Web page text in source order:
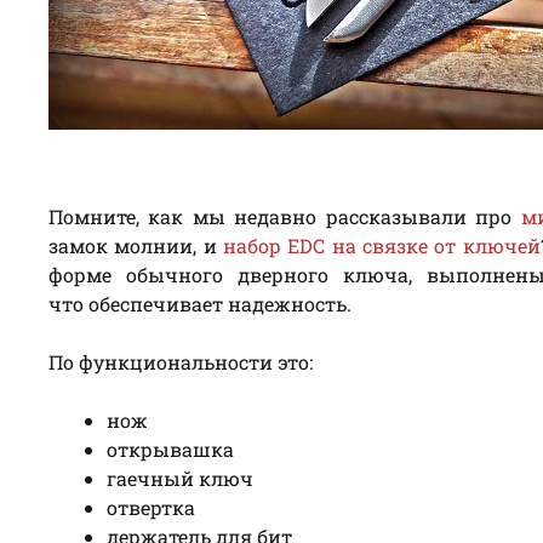
Помните, как мы недавно рассказывали про
замок молнии, инабор EDC на связке от ключей
форме обычного дверного ключа,
что обеспечивает надежность.
По функциональности это:
нож
открывашка
гаечный ключ
отвертка
держатель для бит